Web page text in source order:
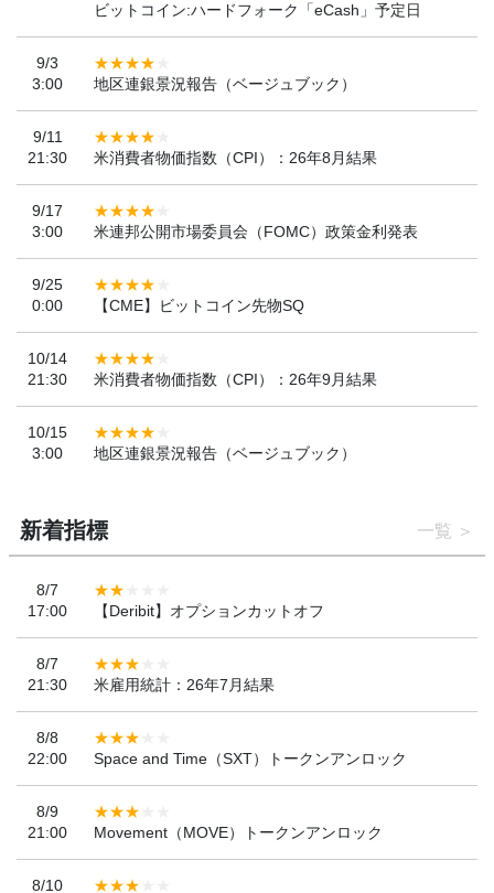
ビットコイン:ハードフォーク「eCash」予定日
9/3
3:00
地区連銀景況報告（ベージュブック）
9/11
21:30
米消費者物価指数（CPI）：26年8月結果
9/17
3:00
米連邦公開市場委員会（FOMC）政策金利発表
9/25
0:00
【CME】ビットコイン先物SQ
10/14
21:30
米消費者物価指数（CPI）：26年9月結果
10/15
3:00
地区連銀景況報告（ベージュブック）
新着指標 一覧
8/7
17:00
【Deribit】オプションカットオフ
8/7
21:30
米雇用統計：26年7月結果
8/8
22:00
Space and Time（SXT）トークンアンロック
8/9
21:00
Movement（MOVE）トークンアンロック
8/10